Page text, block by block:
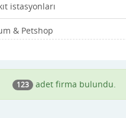
istasyonları
& Petshop
Gümüş
& Paketleme
123 adet firma bulundu.